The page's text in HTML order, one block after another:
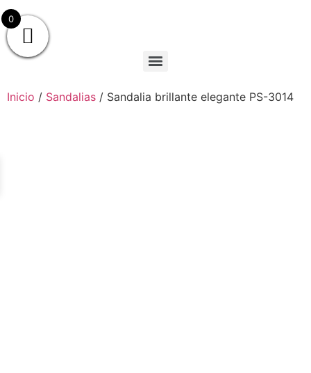
Inicio / Sandalias / Sandalia brillante elegante PS-3014
0